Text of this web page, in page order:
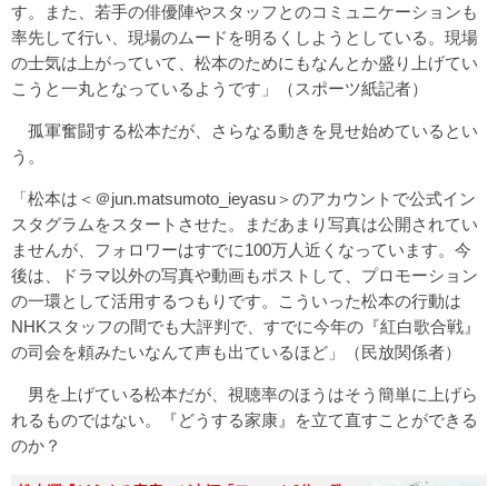
す。また、若手の俳優陣やスタッフとのコミュニケーションも
率先して行い、現場のムードを明るくしようとしている。現場
の士気は上がっていて、松本のためにもなんとか盛り上げてい
こうと一丸となっているようです」（スポーツ紙記者）
孤軍奮闘する松本だが、さらなる動きを見せ始めているとい
う。
「松本は ＜＠jun.matsumoto_ieyasu＞ のアカウントで公式イン
スタグラムをスタートさせた。まだあまり写真は公開されてい
ませんが、フォロワーはすでに100万人近くなっています。今
後は、ドラマ以外の写真や動画もポストして、プロモーション
の一環として活用するつもりです。こういった松本の行動は
NHKスタッフの間でも大評判で、すでに今年の『紅白歌合戦』
の司会を頼みたいなんて声も出ているほど」（民放関係者）
男を上げている松本だが、視聴率のほうはそう簡単に上げら
れるものではない。『どうする家康』を立て直すことができる
のか？